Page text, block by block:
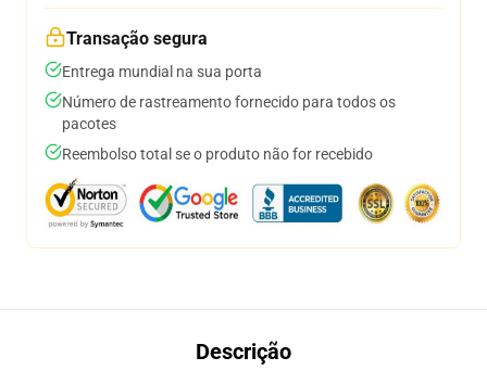
Transação segura
Entrega mundial na sua porta
Número de rastreamento fornecido para todos os
pacotes
Reembolso total se o produto não for recebido
Descrição